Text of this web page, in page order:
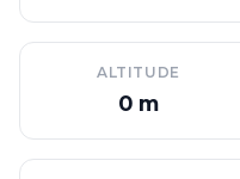
ALTITUDE
0 m